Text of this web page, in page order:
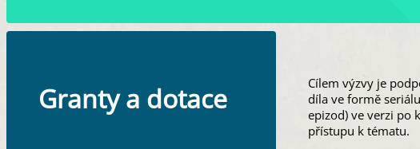
Granty a dotace
Cílem výzvy je
díla ve formě
epizod) ve verzi po
přístupu k tématu.